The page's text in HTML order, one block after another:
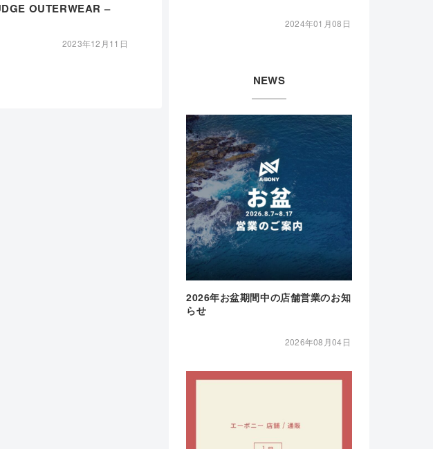
OUTERWEAR –
2023年12月11日
2024年01月08日
NEWS
2026年お盆期間中の店舗営業のお知
らせ
2026年08月04日